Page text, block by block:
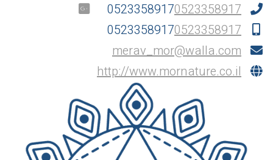
05233589170523358917
05233589170523358917
merav_mor@walla.com
http://www.mornature.co.il